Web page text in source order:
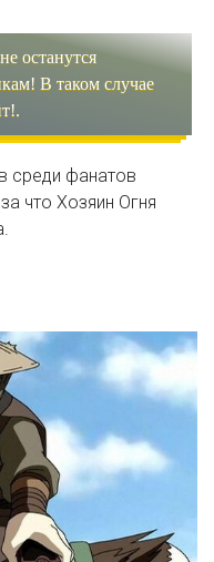
останутся
В таком случае
среди фанатов
что Хозяин Огня